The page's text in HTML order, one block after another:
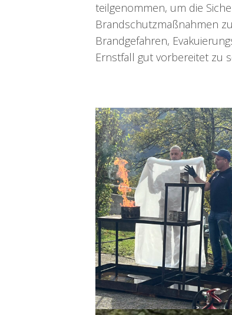
teilgenommen, um die
Brandschutzmaßnahmen
Brandgefahren,
Ernstfall gut vorbereitet zu